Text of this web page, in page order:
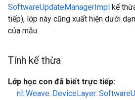
SoftwareUpdateManagerImpl kế
tiếp), lớp này cũng xuất hiện dưới
của mẫu.
Tính kế thừa
Lớp học con đã biết trực tiếp: